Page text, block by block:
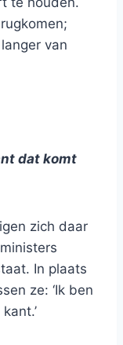
van
dat komt
zich daar
In plaats
ze: ‘Ik ben